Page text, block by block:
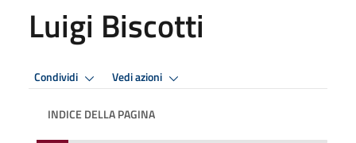
Luigi Biscotti
Condividi Vedi azioni
INDICE DELLA PAGINA